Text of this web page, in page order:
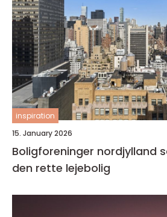
inspiration
15. January 2026
Boligforeninger nordjylland sådan finder du
den rette lejebolig